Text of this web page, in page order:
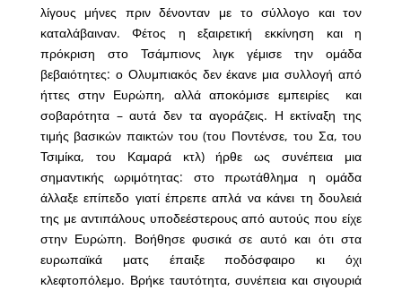
λίγους μήνες πριν δένονταν με το σύλλογο και τον
καταλάβαιναν. Φέτος η εξαιρετική εκκίνηση και η
πρόκριση στο Τσάμπιονς λιγκ γέμισε την ομάδα
βεβαιότητες: ο Ολυμπιακός δεν έκανε μια συλλογή από
ήττες στην Ευρώπη, αλλά αποκόμισε εμπειρίες και
σοβαρότητα – αυτά δεν τα αγοράζεις. Η εκτίναξη της
τιμής βασικών παικτών του (του Ποντένσε, του Σα, του
Τσιμίκα, του Καμαρά κτλ) ήρθε ως συνέπεια μια
σημαντικής ωριμότητας: στο πρωτάθλημα η ομάδα
άλλαξε επίπεδο γιατί έπρεπε απλά να κάνει τη δουλειά
της με αντιπάλους υποδεέστερους από αυτούς που είχε
στην Ευρώπη. Βοήθησε φυσικά σε αυτό και ότι στα
ευρωπαϊκά ματς έπαιξε ποδόσφαιρο κι όχι
κλεφτοπόλεμο. Βρήκε ταυτότητα, συνέπεια και σιγουριά